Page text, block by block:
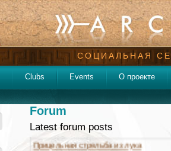
СОЦИАЛЬНАЯ
Clubs Events О проекте
Forum
Latest forum posts
Topic
Тряска левой руки
Помогите выбрать один из двух луков
Прицельная стрельба из лука
Как клеить перья?